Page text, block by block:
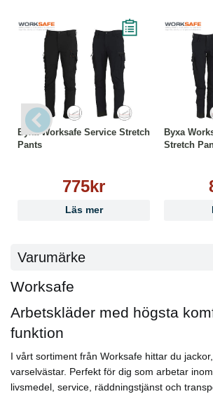
Byxa Worksafe Service Stretch
Pants
775kr
Läs mer
Byxa
Stretch
Varumärke
Worksafe
Arbetskläder med högsta
funktion
I vårt sortiment från Worksafe hittar du
varselvästar. Perfekt för dig som arbetar
livsmedel, service, räddningstjänst och